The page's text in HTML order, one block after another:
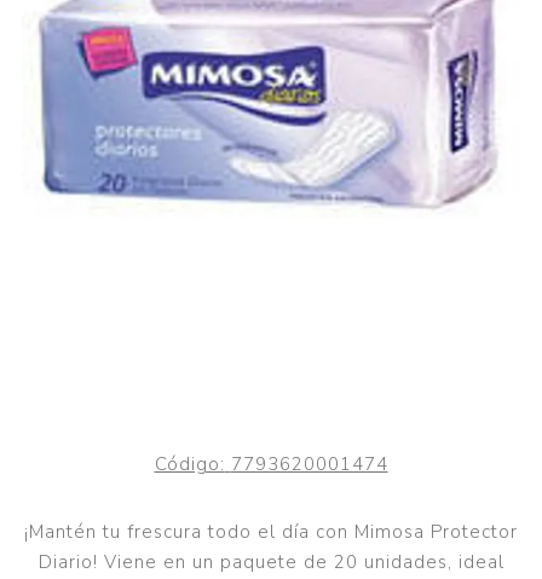
Código: 7793620001474
¡Mantén tu frescura todo el día con Mimosa Protector
Diario! Viene en un paquete de 20 unidades, ideal